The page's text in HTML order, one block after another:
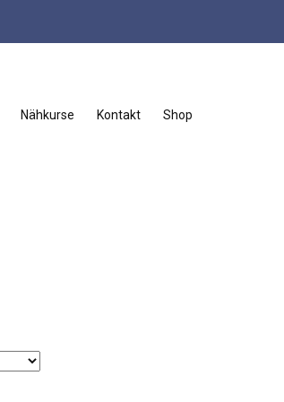
Nähkurse Kontakt Shop